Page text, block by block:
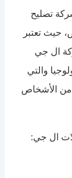
تصليح
حيث تعتبر
ال جي
والتي
من الأشخاص
ال جي: